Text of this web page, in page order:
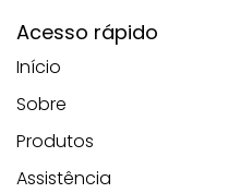
Acesso rápido
Início
Sobre
Produtos
Assistência